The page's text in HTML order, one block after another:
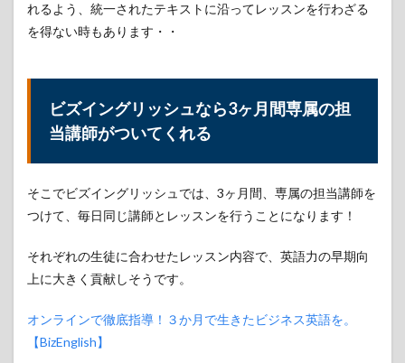
気が
向い
語を
方式
はサ
ボり
4.2
ビズ
グリ
ッシ
ュで
日決
めら
れた
れるよう、統一されたテキストに沿ってレッスンを行わざる
を得ない時もあります・・
ビズイングリッシュなら3ヶ月間専属の担
当講師がついてくれる
そこでビズイングリッシュでは、3ヶ月間、専属の担当講師を
つけて、毎日同じ講師とレッスンを行うことになります！
それぞれの生徒に合わせたレッスン内容で、英語力の早期向
上に大きく貢献しそうです。
オンラインで徹底指導！３か月で生きたビジネス英語を。
【BizEnglish】